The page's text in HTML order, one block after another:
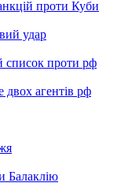
проти Куби
удар
список проти рф
агентів рф
Балаклію